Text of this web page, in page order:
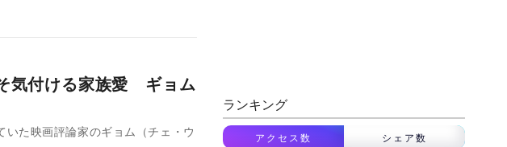
気付ける家族愛 ギョム
た映画評論家のギョム（チェ・ウ
ランキング
アクセス数 シェア数